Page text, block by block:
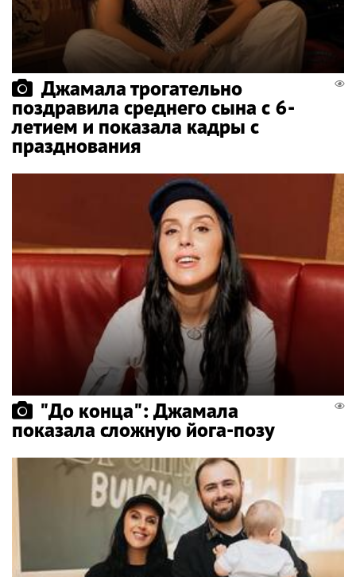
Джамала трогательно
поздравила среднего сына с 6-
летием и показала кадры с
празднования
"До конца": Джамала
показала сложную йога-позу